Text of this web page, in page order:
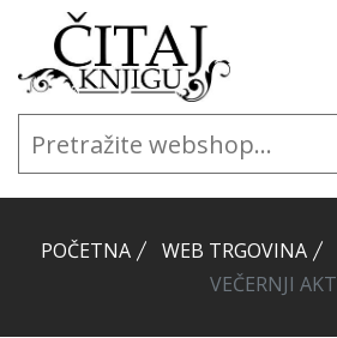
POČETNA WEB TRGOVINA
VEČERNJI AKT